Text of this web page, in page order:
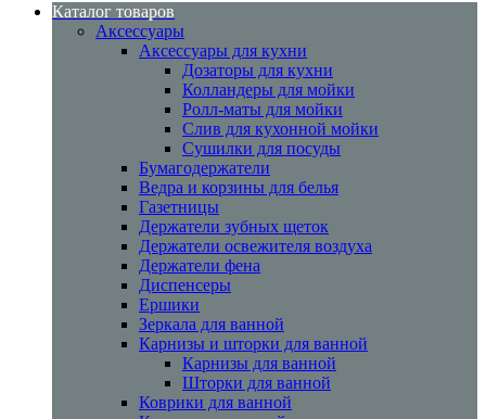
Каталог товаров
Аксессуары
Аксессуары для кухни
Дозаторы для кухни
Колландеры для мойки
Ролл-маты для мойки
Слив для кухонной мойки
Сушилки для посуды
Бумагодержатели
Ведра и корзины для белья
Газетницы
Держатели зубных щеток
Держатели освежителя воздуха
Держатели фена
Диспенсеры
Ершики
Зеркала для ванной
Карнизы и шторки для ванной
Карнизы для ванной
Шторки для ванной
Коврики для ванной